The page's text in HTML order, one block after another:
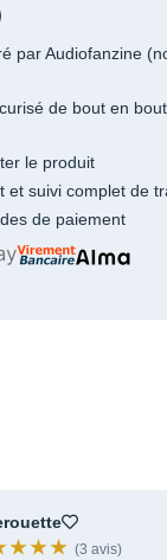
par Audiofanzine
de bout en
le produit
et suivi complet de
de paiement
(3 avis)